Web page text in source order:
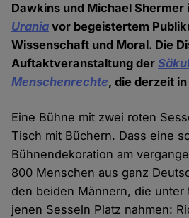
Dawkins und Michael Shermer
Urania vor begeistertem
Wissenschaft und Moral. Die
Auftaktveranstaltung der
Menschenrechte, die derzeit
Eine Bühne mit zwei roten
Tisch mit Büchern. Dass eine
Bühnendekoration am
800 Menschen aus ganz
den beiden Männern, die unter
jenen Sesseln Platz nahmen: